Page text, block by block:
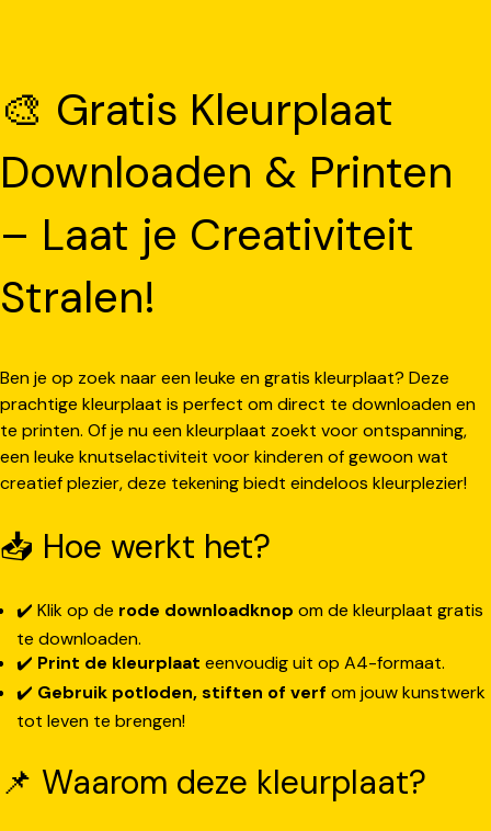
🎨 Gratis Kleurplaat
Downloaden & Printen
– Laat je Creativiteit
Stralen!
Ben je op zoek naar een leuke en gratis kleurplaat? Deze
prachtige kleurplaat is perfect om direct te downloaden en
te printen. Of je nu een kleurplaat zoekt voor ontspanning,
een leuke knutselactiviteit voor kinderen of gewoon wat
creatief plezier, deze tekening biedt eindeloos kleurplezier!
📥 Hoe werkt het?
✔️ Klik op de rode downloadknop om de kleurplaat gratis
te downloaden.
✔️ Print de kleurplaat eenvoudig uit op A4-formaat.
✔️ Gebruik potloden, stiften of verf om jouw kunstwerk
tot leven te brengen!
📌 Waarom deze kleurplaat?